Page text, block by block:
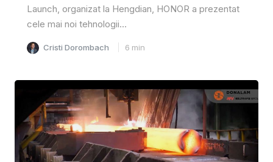
Launch, organizat la Hengdian, HONOR a prezentat
cele mai noi tehnologii...
Cristi Dorombach 6 min